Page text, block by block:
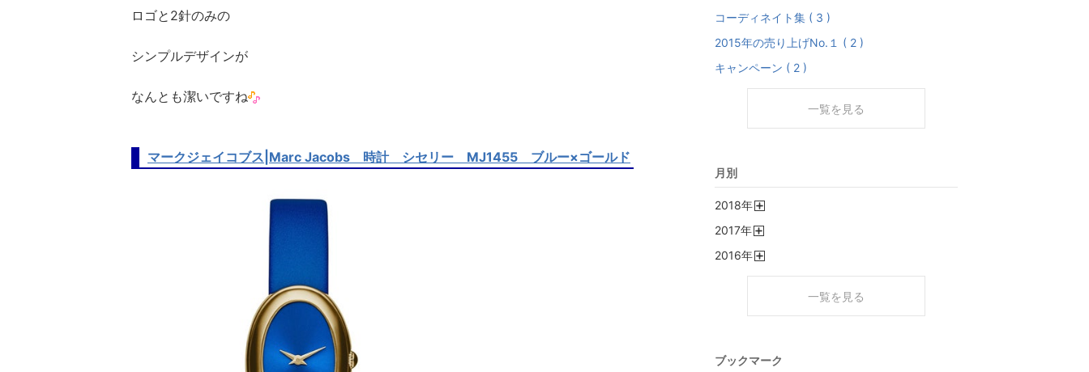
ロゴと2針のみの
シンプルデザインが
なんとも潔いですね
マークジェイコブス|Marc Jacobs 時計 シセリー MJ1455 ブルー×ゴールド
コーディネイト集 ( 3 )
2015年の売り上げNo.１ ( 2 )
キャンペーン ( 2 )
一覧を見る
月別
2018年
2017年
2016年
一覧を見る
ブックマーク